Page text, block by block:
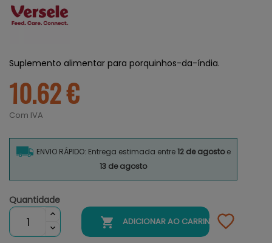
Suplemento alimentar para porquinhos-da-índia.
10.62 €
Com IVA
ENVIO RÁPIDO: Entrega estimada entre12 de agostoe
13 de agosto
Quantidade
 ADICIONAR AO CARRINHO